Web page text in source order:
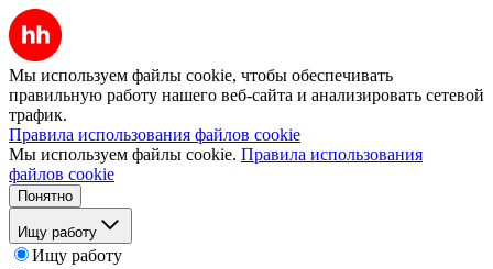
Мы используем файлы cookie, чтобы обеспечивать
правильную работу нашего веб-сайта и анализировать сетевой
трафик.
Правила использования файлов cookie
Мы используем файлы cookie. Правила использования
файлов cookie
Понятно
Ищу работу
Ищу работу